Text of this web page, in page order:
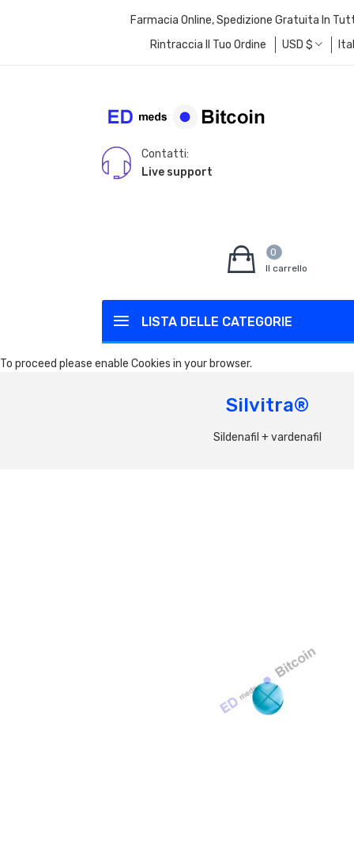
Farmacia Online, Spedizione Gratuita In
Rintraccia Il Tuo Ordine
USD $
Contatti:
Live support
LISTA DELLE CATEGORIE
0
Il carrello
To proceed please enable Cookies in your browser.
Silvitra®
Sildenafil + vardenafil